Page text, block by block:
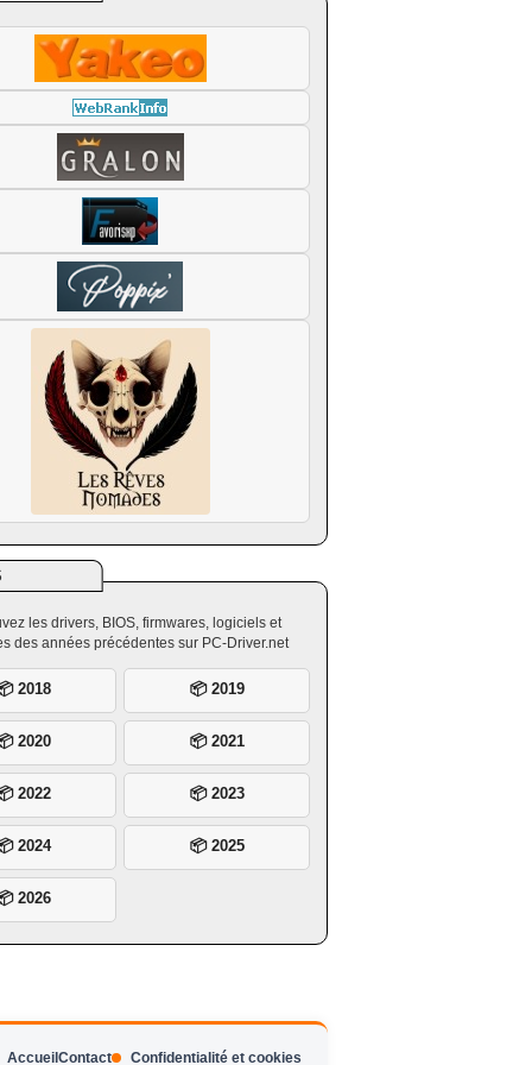
les drivers, BIOS, firmwares, logiciels et
des années précédentes sur PC-Driver.net
2018 📦 2019
2020 📦 2021
2022 📦 2023
2024 📦 2025
2026
Accueil Contact Confidentialité et cookies